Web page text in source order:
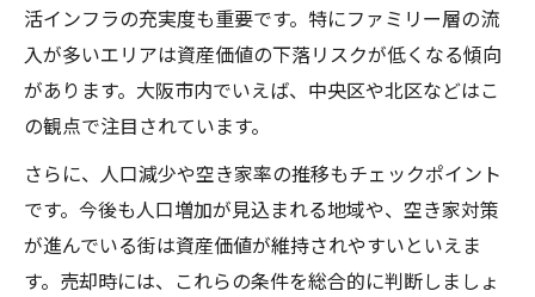
活インフラの充実度も重要です。特にファミリー層の流
入が多いエリアは資産価値の下落リスクが低くなる傾向
があります。大阪市内でいえば、中央区や北区などはこ
の観点で注目されています。
さらに、人口減少や空き家率の推移もチェックポイント
です。今後も人口増加が見込まれる地域や、空き家対策
が進んでいる街は資産価値が維持されやすいといえま
す。売却時には、これらの条件を総合的に判断しましょ